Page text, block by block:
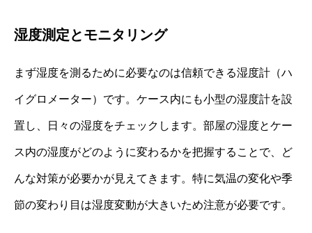
湿度測定とモニタリング
まず湿度を測るために必要なのは信頼できる湿度計（ハ
イグロメーター）です。ケース内にも小型の湿度計を設
置し、日々の湿度をチェックします。部屋の湿度とケー
ス内の湿度がどのように変わるかを把握することで、ど
んな対策が必要かが見えてきます。特に気温の変化や季
節の変わり目は湿度変動が大きいため注意が必要です。